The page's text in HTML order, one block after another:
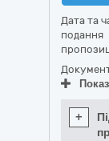
Дата та
подання
+